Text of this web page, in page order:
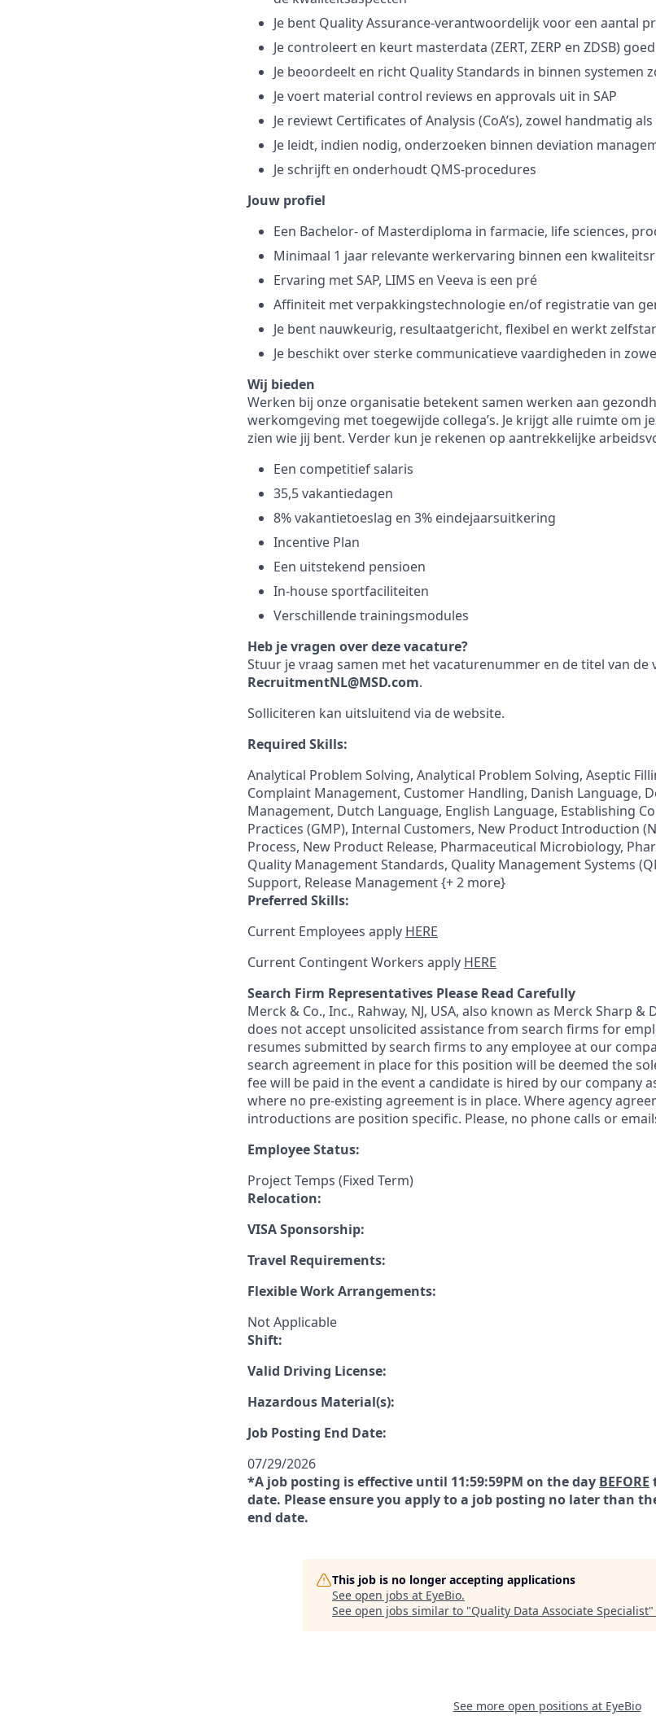
Je bent Quality Assurance-verantwoordelijk voor een aantal
Je controleert en keurt masterdata (ZERT, ZERP en ZDSB) goed
Je beoordeelt en richt Quality Standards in binnen systemen
Je voert material control reviews en approvals uit in SAP
Je reviewt Certificates of Analysis (CoA’s), zowel handmatig als
Je leidt, indien nodig, onderzoeken binnen deviation
Je schrijft en onderhoudt QMS-procedures
Jouw profiel
Een Bachelor- of Masterdiploma in farmacie, life sciences,
Minimaal 1 jaar relevante werkervaring binnen een
Ervaring met SAP, LIMS en Veeva is een pré
Affiniteit met verpakkingstechnologie en/of registratie van
Je bent nauwkeurig, resultaatgericht, flexibel en werkt
Je beschikt over sterke communicatieve vaardigheden in
Wij bieden
Werken bij onze organisatie betekent samen werken aan
werkomgeving met toegewijde collega’s. Je krijgt alle ruimte om
zien wie jij bent. Verder kun je rekenen op aantrekkelijke
Een competitief salaris
35,5 vakantiedagen
8% vakantietoeslag en 3% eindejaarsuitkering
Incentive Plan
Een uitstekend pensioen
In-house sportfaciliteiten
Verschillende trainingsmodules
Heb je vragen over deze vacature?
Stuur je vraag samen met het vacaturenummer en de titel van de
RecruitmentNL@MSD.com.
Solliciteren kan uitsluitend via de website.
Required Skills:
Analytical Problem Solving, Analytical Problem Solving, Aseptic
Complaint Management, Customer Handling, Danish Language,
Management, Dutch Language, English Language, Establishing
Practices (GMP), Internal Customers, New Product Introduction
Process, New Product Release, Pharmaceutical Microbiology,
Quality Management Standards, Quality Management Systems
Support, Release Management {+ 2 more}
Preferred Skills:
Current Employees apply HERE
Current Contingent Workers apply HERE
Search Firm Representatives Please Read Carefully
Merck & Co., Inc., Rahway, NJ, USA, also known as Merck Sharp &
does not accept unsolicited assistance from search firms for
resumes submitted by search firms to any employee at our
search agreement in place for this position will be deemed the
fee will be paid in the event a candidate is hired by our company
where no pre-existing agreement is in place. Where agency
introductions are position specific. Please, no phone calls or
Employee Status:
Project Temps (Fixed Term)
Relocation:
VISA Sponsorship:
Travel Requirements:
Flexible Work Arrangements:
Not Applicable
Shift:
Valid Driving License:
Hazardous Material(s):
Job Posting End Date:
07/29/2026
*A job posting is effective until 11:59:59PM on the day BEFORE
date. Please ensure you apply to a job posting no later than
end date.
This job is no longer accepting applications
See open jobs at EyeBio.
See open jobs similar to "Quality Data Associate Specialist"
See more open positions at EyeBio